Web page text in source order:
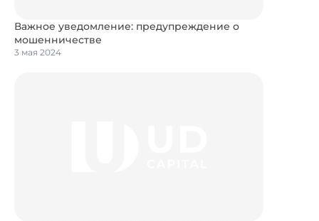
Важное уведомление: предупреждение о
мошенничестве
3 мая 2024